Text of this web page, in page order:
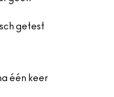
getest
één keer